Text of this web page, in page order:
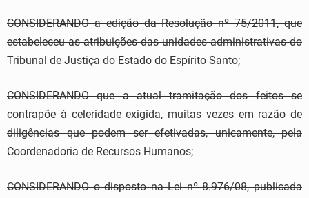
CONSIDERANDO a edição da Resolução nº 75/2011, que
estabeleceu as atribuições das unidades administrativas do
Tribunal de Justiça do Estado do Espírito Santo;
CONSIDERANDO que a atual tramitação dos feitos se
contrapõe à celeridade exigida, muitas vezes em razão de
diligências que podem ser efetivadas, unicamente, pela
Coordenadoria de Recursos Humanos;
CONSIDERANDO o disposto na Lei nº 8.976/08, publicada